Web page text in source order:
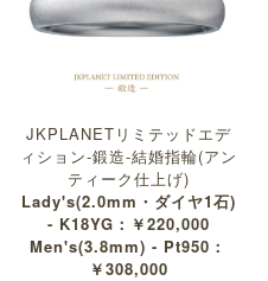
JKPLANETリミテッドエデ
ィション-鍛造-結婚指輪(アン
ティーク仕上げ)
Lady's(2.0mm・ダイヤ1石)
- K18YG：￥220,000
Men's(3.8mm) - Pt950：
￥308,000